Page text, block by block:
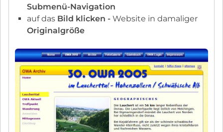
Submenü-Navigation
auf das Bild klicken - Website in damaliger
Originalgröße